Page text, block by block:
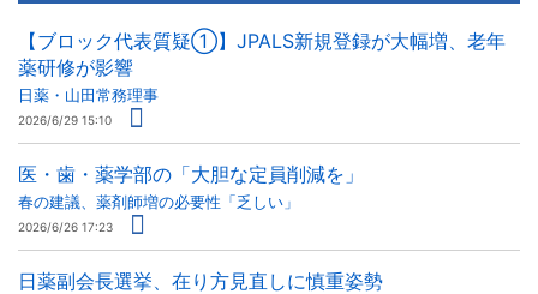
【ブロック代表質疑①】JPALS新規登録が大幅増、老年
薬研修が影響
日薬・山田常務理事
2026/6/29 15:10
医・歯・薬学部の「大胆な定員削減を」
春の建議、薬剤師増の必要性「乏しい」
2026/6/26 17:23
日薬副会長選挙、在り方見直しに慎重姿勢